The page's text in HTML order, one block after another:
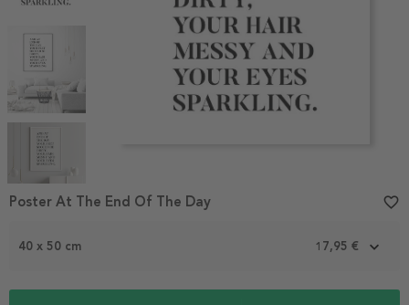
1
40 x 50 cm 17,95 €
Poster At The End Of The Day favorite_border